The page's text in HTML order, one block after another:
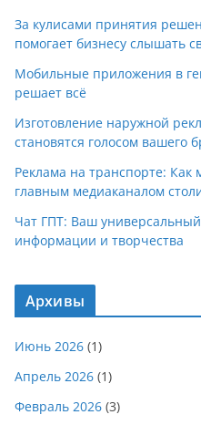
За кулисами принятия
помогает бизнесу слышать
Мобильные приложения в
решает всё
Изготовление наружной
становятся голосом вашего
Реклама на транспорте: Как
главным медиаканалом
Чат ГПТ: Ваш
информации и творчества
Архивы
Июнь 2026 (1)
Апрель 2026 (1)
Февраль 2026 (3)